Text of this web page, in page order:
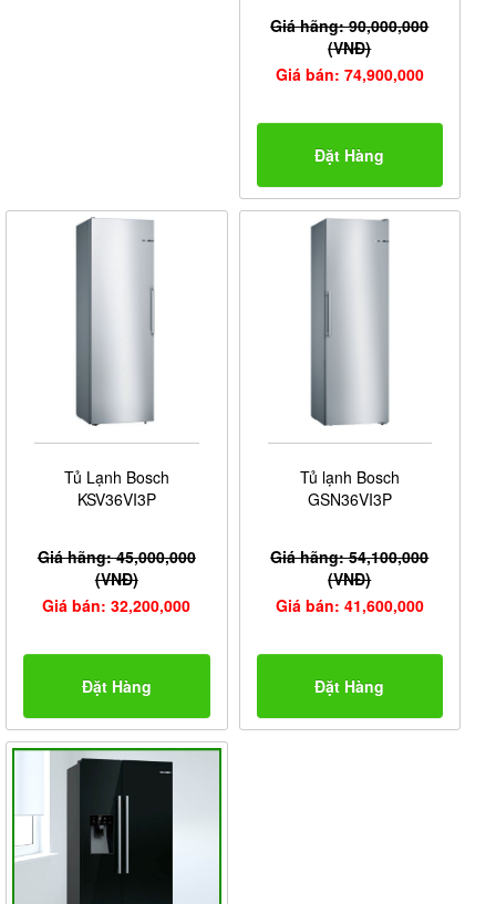
Giá hãng: 90,000,000
(VNĐ)
Giá bán: 74,900,000
Đặt Hàng
Tủ Lạnh Bosch
KSV36VI3P
Giá hãng: 45,000,000
(VNĐ)
Giá bán: 32,200,000
Đặt Hàng
Tủ lạnh Bosch
GSN36VI3P
Giá hãng: 54,100,000
(VNĐ)
Giá bán: 41,600,000
Đặt Hàng